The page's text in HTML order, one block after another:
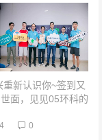
新认识你~签到又
面，见见05环科的
0